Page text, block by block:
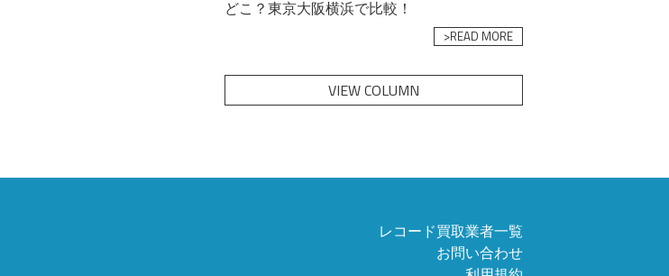
どこ？東京大阪横浜で比較！
>READ MORE
VIEW COLUMN
レコード買取業者一覧
お問い合わせ